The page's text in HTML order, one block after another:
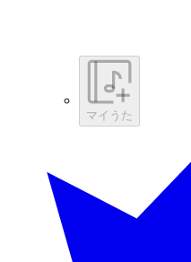
マイうた